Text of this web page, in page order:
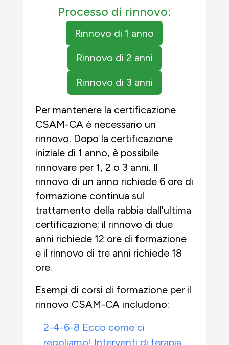
Processo di rinnovo:
Rinnovo di 1 anno
Rinnovo di 2 anni
Rinnovo di 3 anni
Per mantenere la certificazione
CSAM-CA è necessario un
rinnovo. Dopo la certificazione
iniziale di 1 anno, è possibile
rinnovare per 1, 2 o 3 anni. Il
rinnovo di un anno richiede 6 ore di
formazione continua sul
trattamento della rabbia dall'ultima
certificazione; il rinnovo di due
anni richiede 12 ore di formazione
e il rinnovo di tre anni richiede 18
ore.
Esempi di corsi di formazione per il
rinnovo CSAM-CA includono:
2-4-6-8 Ecco come ci
regoliamo! Interventi di terapia